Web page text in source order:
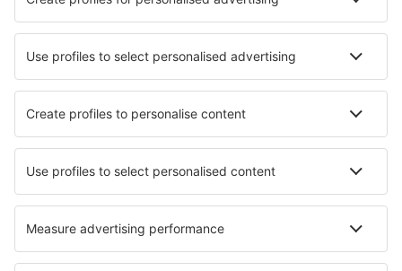
Companii aeriene
Ryanair
Lufthansa
Despre eSky
Cariere
Termeni şi condiţii